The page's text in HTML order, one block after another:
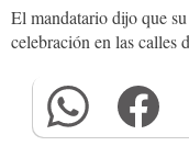
El mandatario dijo que
celebración en las calles